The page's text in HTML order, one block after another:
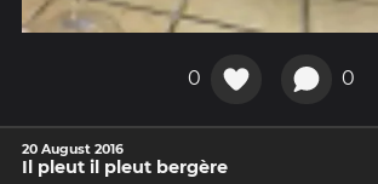
0 0
20 August 2016
Il pleut il pleut bergère